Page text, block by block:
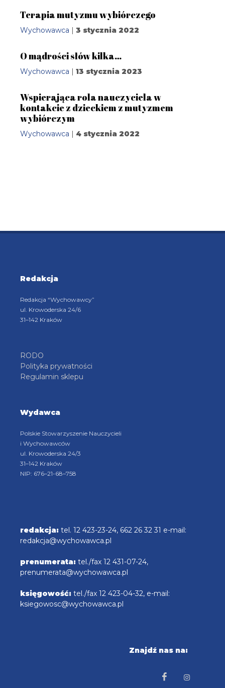
Terapia mutyzmu wybiórczego
Wychowawca | 3 stycznia 2022
O mądrości słów kilka…
Wychowawca | 13 stycznia 2023
Wspierająca rola nauczyciela w
kontakcie z dzieckiem z mutyzmem
wybiórczym
Wychowawca | 4 stycznia 2022
Redakcja
Redakcja “Wychowawcy”
ul. Krowoderska 24/6
31–142 Kraków
RODO
Polityka prywatności
Regulamin sklepu
Wydawca
Polskie Stowarzyszenie Nauczycieli
i Wychowawców
ul. Krowoderska 24/3
31–142 Kraków
NIP: 676–21-68–758
redakcja: tel. 12 423-23-24, 662 26 32 31 e-mail:
redakcja@wychowawca.pl
prenumerata: tel./fax 12 431-07-24,
prenumerata@wychowawca.pl
księgowość: tel./fax 12 423-04-32, e-mail:
ksiegowosc@wychowawca.pl
Znajdź nas na: